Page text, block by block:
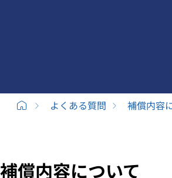
よくある質問 補償内容
補償内容について